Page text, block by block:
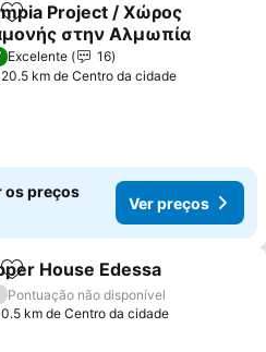
Adicionar aos favoritos
Project / Χώρος
στην Αλμωπία
Excelente
16
km de Centro da cidade
os preços
Ver preços
Adicionar aos favoritos
House Edessa
Pontuação não disponível
km de Centro da cidade